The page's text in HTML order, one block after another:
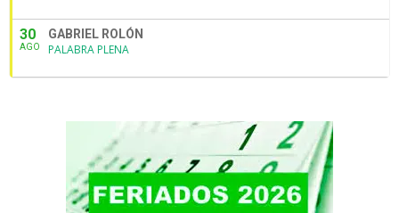
30
AGO
GABRIEL ROLÓN
PALABRA PLENA